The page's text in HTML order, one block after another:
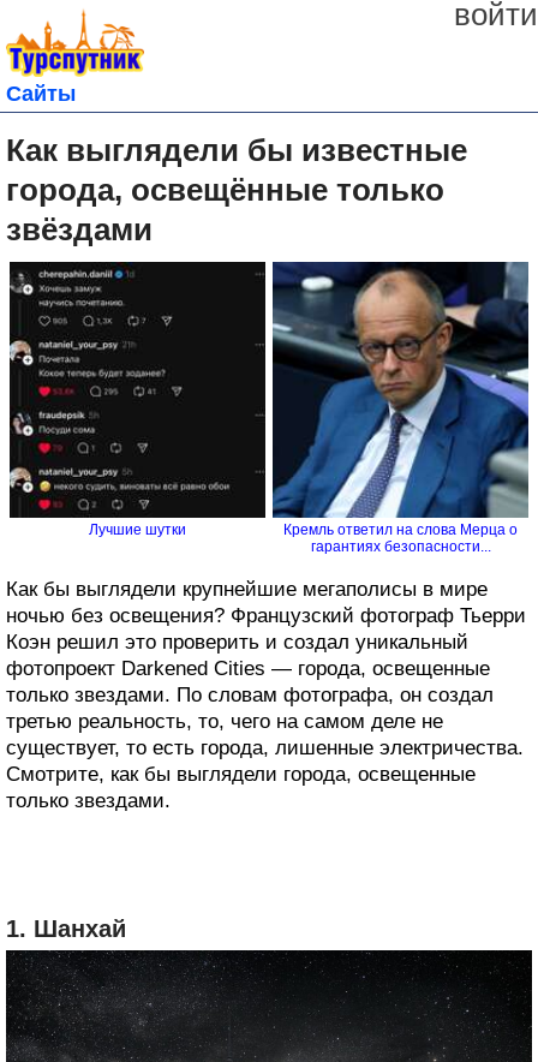
войти
Сайты
Как выглядели бы известные
города, освещённые только
звёздами
Лучшие шутки
Кремль ответил на слова Мерца о
гарантиях безопасности...
Как бы выглядели крупнейшие мегаполисы в мире
ночью без освещения? Французский фотограф Тьерри
Коэн решил это проверить и создал уникальный
фотопроект Darkened Cities — города, освещенные
только звездами. По словам фотографа, он создал
третью реальность, то, чего на самом деле не
существует, то есть города, лишенные электричества.
Смотрите, как бы выглядели города, освещенные
только звездами.
1. Шанхай